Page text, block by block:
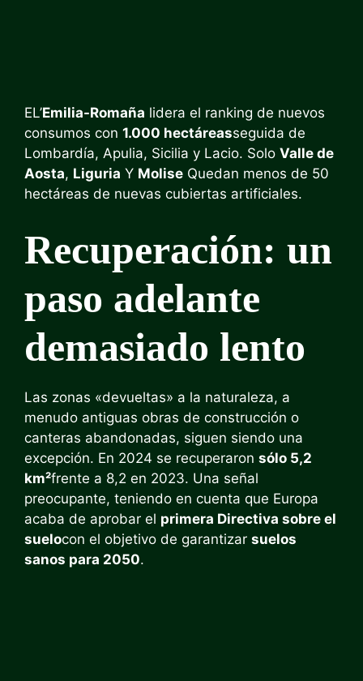
EL’Emilia-Romaña lidera el ranking de nuevos
consumos con 1.000 hectáreasseguida de
Lombardía, Apulia, Sicilia y Lacio. Solo Valle de
Aosta, Liguria Y Molise Quedan menos de 50
hectáreas de nuevas cubiertas artificiales.
Recuperación: un
paso adelante
demasiado lento
Las zonas «devueltas» a la naturaleza, a
menudo antiguas obras de construcción o
canteras abandonadas, siguen siendo una
excepción. En 2024 se recuperaron sólo 5,2
km²frente a 8,2 en 2023. Una señal
preocupante, teniendo en cuenta que Europa
acaba de aprobar el primera Directiva sobre el
suelocon el objetivo de garantizar suelos
sanos para 2050.